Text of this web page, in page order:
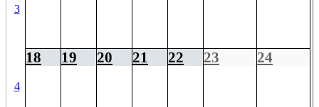
3
4
18 19 20 21 22 23 24